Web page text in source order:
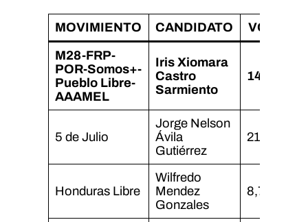
MOVIMIENTO CANDIDATO VOTOS
M28-FRP-
POR-Somos+-
Pueblo Libre-
AAAMEL
Iris Xiomara
Castro
Sarmiento
143,318
5 de Julio
Jorge Nelson
Ávila
Gutiérrez
21,846
Honduras Libre
Wilfredo
Mendez
Gonzales
8,708